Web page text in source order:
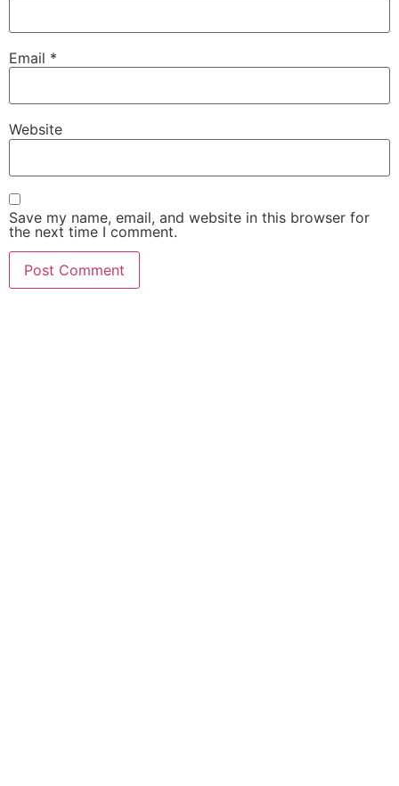
Email *
Website
Save my name, email, and website in this browser for
the next time I comment.